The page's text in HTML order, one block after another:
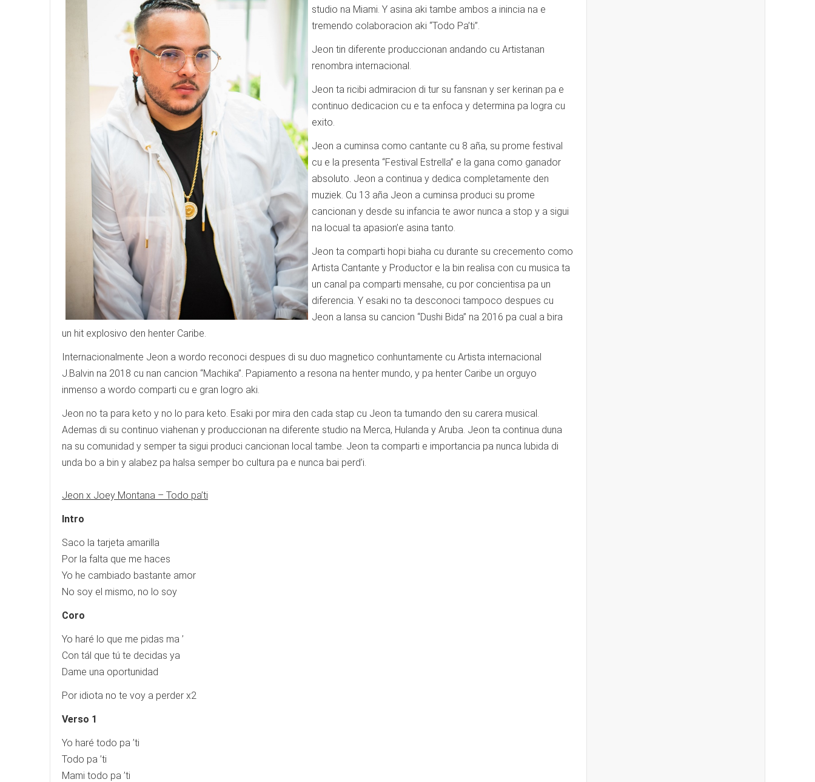
studio na Miami. Y asina aki tambe ambos a inincia na e
tremendo colaboracion aki “Todo Pa’ti”.
Jeon tin diferente produccionan andando cu Artistanan
renombra internacional.
Jeon ta ricibi admiracion di tur su fansnan y ser kerinan pa e
continuo dedicacion cu e ta enfoca y determina pa logra cu
exito.
Jeon a cuminsa como cantante cu 8 aña, su prome festival
cu e la presenta “Festival Estrella” e la gana como ganador
absoluto. Jeon a continua y dedica completamente den
muziek. Cu 13 aña Jeon a cuminsa produci su prome
cancionan y desde su infancia te awor nunca a stop y a sigui
na locual ta apasion’e asina tanto.
Jeon ta comparti hopi biaha cu durante su crecemento como
Artista Cantante y Productor e la bin realisa con cu musica ta
un canal pa comparti mensahe, cu por concientisa pa un
diferencia. Y esaki no ta desconoci tampoco despues cu
Jeon a lansa su cancion “Dushi Bida” na 2016 pa cual a bira
un hit explosivo den henter Caribe.
Internacionalmente Jeon a wordo reconoci despues di su duo magnetico conhuntamente cu Artista internacional
J.Balvin na 2018 cu nan cancion “Machika”. Papiamento a resona na henter mundo, y pa henter Caribe un orguyo
inmenso a wordo comparti cu e gran logro aki.
Jeon no ta para keto y no lo para keto. Esaki por mira den cada stap cu Jeon ta tumando den su carera musical.
Ademas di su continuo viahenan y produccionan na diferente studio na Merca, Hulanda y Aruba. Jeon ta continua duna
na su comunidad y semper ta sigui produci cancionan local tambe. Jeon ta comparti e importancia pa nunca lubida di
unda bo a bin y alabez pa halsa semper bo cultura pa e nunca bai perd’i.
Jeon x Joey Montana – Todo pa’ti
Intro
Saco la tarjeta amarilla
Por la falta que me haces
Yo he cambiado bastante amor
No soy el mismo, no lo soy
Coro
Yo haré lo que me pidas ma ’
Con tál que tú te decidas ya
Dame una oportunidad
Por idiota no te voy a perder x2
Verso 1
Yo haré todo pa ’ti
Todo pa ’ti
Mami todo pa ’ti